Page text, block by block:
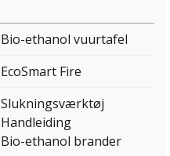
Bio-ethanol vuurtafel
EcoSmart Fire
Slukningsværktøj
Handleiding
Bio-ethanol brander